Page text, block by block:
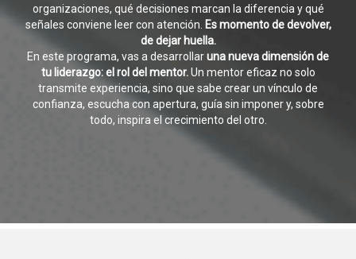
organizaciones, qué decisiones marcan la diferencia y qué
señales conviene leer con atención. Es momento de devolver,
de dejar huella.
En este programa, vas a desarrollaruna nueva dimensión de
tu liderazgo: el rol del mentor.Un mentor eficaz no solo
transmite experiencia, sino que sabe crear un vínculo de
confianza, escucha con apertura, guía sin imponer y, sobre
todo, inspira el crecimiento del otro.